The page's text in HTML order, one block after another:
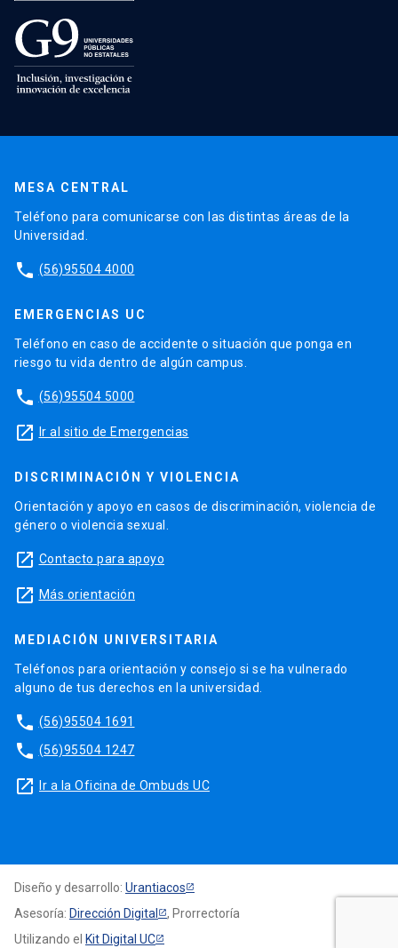
MESA CENTRAL
Teléfono para comunicarse con las distintas áreas de la
Universidad.
phone (56)95504 4000
EMERGENCIAS UC
Teléfono en caso de accidente o situación que ponga en
riesgo tu vida dentro de algún campus.
phone (56)95504 5000
launch Ir al sitio de Emergencias
DISCRIMINACIÓN Y VIOLENCIA
Orientación y apoyo en casos de discriminación, violencia de
género o violencia sexual.
launch Contacto para apoyo
launch Más orientación
MEDIACIÓN UNIVERSITARIA
Teléfonos para orientación y consejo si se ha vulnerado
alguno de tus derechos en la universidad.
phone (56)95504 1691
phone (56)95504 1247
launch Ir a la Oficina de Ombuds UC
Diseño y desarrollo: Urantiacos
Asesoría: Dirección Digital
, Prorrectoría
Utilizando el Kit Digital UC